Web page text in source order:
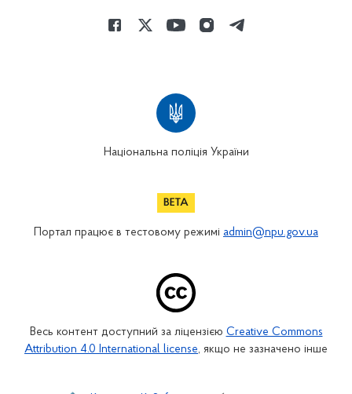
Національна поліція України
Портал працює в тестовому режимі admin@npu.gov.ua
Весь контент доступний за ліцензією Creative Commons
Attribution 4.0 International license, якщо не зазначено інше